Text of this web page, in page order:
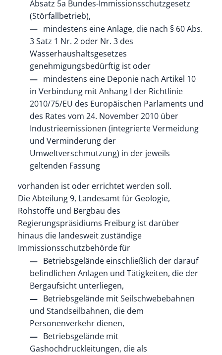
Absatz 5a Bundes-Immissionsschutzgesetz
(Störfallbetrieb),
mindestens eine Anlage, die nach § 60 Abs.
3 Satz 1 Nr. 2 oder Nr. 3 des
Wasserhaushaltsgesetzes
genehmigungsbedürftig ist oder
mindestens eine Deponie nach Artikel 10
in Verbindung mit Anhang I der Richtlinie
2010/75/EU des Europäischen Parlaments und
des Rates vom 24. November 2010 über
Industrieemissionen (integrierte Vermeidung
und Verminderung der
Umweltverschmutzung) in der jeweils
geltenden Fassung
vorhanden ist oder errichtet werden soll.
Die Abteilung 9, Landesamt für Geologie,
Rohstoffe und Bergbau des
Regierungspräsidiums Freiburg ist darüber
hinaus die landesweit zuständige
Immissionsschutzbehörde für
Betriebsgelände einschließlich der darauf
befindlichen Anlagen und Tätigkeiten, die der
Bergaufsicht unterliegen,
Betriebsgelände mit Seilschwebebahnen
und Standseilbahnen, die dem
Personenverkehr dienen,
Betriebsgelände mit
Gashochdruckleitungen, die als